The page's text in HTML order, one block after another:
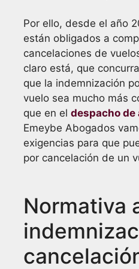
Por ello, desde el año
están obligados a
cancelaciones de
claro está, que
que la indemnización
vuelo sea mucho más
que en el despacho de
Emeybe Abogados
exigencias para que
por cancelación de un
Normativa